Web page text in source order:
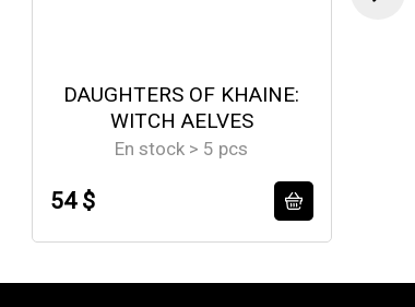
DAUGHTERS OF KHAINE:
WITCH AELVES
En stock > 5 pcs
54 $